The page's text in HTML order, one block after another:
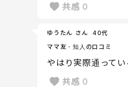
共感 0
ゆうたん さん
40代
ママ友・知人の口コミ
やはり実際通って
共感 0